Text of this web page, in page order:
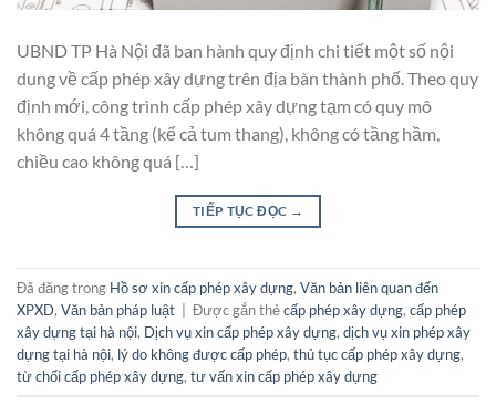
UBND TP Hà Nội đã ban hành quy định chi tiết một số nội
dung về cấp phép xây dựng trên địa bàn thành phố. Theo quy
định mới, công trình cấp phép xây dựng tạm có quy mô
không quá 4 tầng (kể cả tum thang), không có tầng hầm,
chiều cao không quá […]
TIẾP TỤC ĐỌC →
Đã đăng trong Hồ sơ xin cấp phép xây dựng, Văn bản liên quan đến
XPXD, Văn bản pháp luật Được gắn thẻcấp phép xây dựng, cấp phép
xây dựng tại hà nội, Dịch vụ xin cấp phép xây dựng, dịch vụ xin phép xây
dựng tại hà nội, lý do không được cấp phép, thủ tục cấp phép xây dựng,
từ chối cấp phép xây dựng, tư vấn xin cấp phép xây dựng